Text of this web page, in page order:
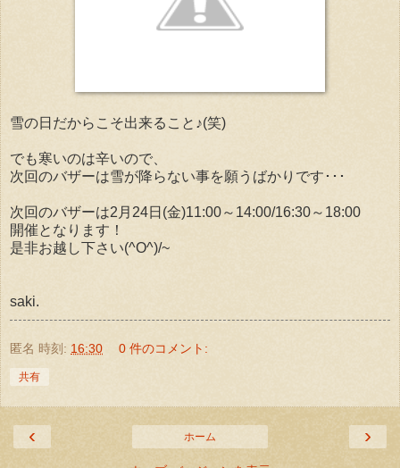
雪の日だからこそ出来ること♪(笑)
でも寒いのは辛いので、
次回のバザーは雪が降らない事を願うばかりです･･･
次回のバザーは2月24日(金)11:00～14:00/16:30～18:00
開催となります！
是非お越し下さい(^O^)/~
saki.
匿名 時刻: 16:30 0 件のコメント:
共有
‹ ›
ホーム